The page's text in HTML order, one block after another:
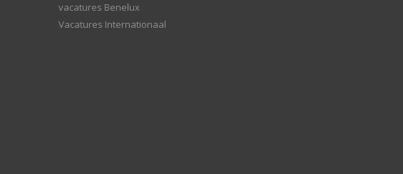
vacatures Benelux
Vacatures Internationaal